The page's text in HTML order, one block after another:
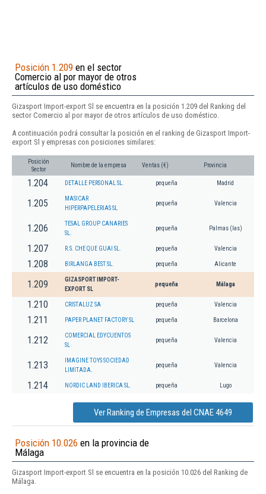
Posición 1.209 en el sector
Comercio al por mayor de otros
artículos de uso doméstico
Gizasport Import-export Sl se encuentra en la posición 1.209 del Ranking del
sector Comercio al por mayor de otros artículos de uso doméstico.
A continuación podrá consultar la posición en el ranking de Gizasport Import-
export Sl y empresas con posiciones similares:
Posición
Sector
Nombre de la empresa Ventas (€) Provincia
1.204 DETALLE PERSONAL SL. pequeña Madrid
1.205
MASICAR
HIPERPAPELERIAS SL
pequeña Valencia
1.206
TESAL GROUP CANARIES
SL.
pequeña Palmas (las)
1.207 R.S. CHE QUE GUAI SL. pequeña Valencia
1.208 BIRLANGA BEST SL. pequeña Alicante
1.209
GIZASPORT IMPORT-
EXPORT SL
pequeña Málaga
1.210 CRISTALUZ SA pequeña Valencia
1.211 PAPER PLANET FACTORY SL pequeña Barcelona
1.212
COMERCIAL EDYCUENTOS
SL
pequeña Valencia
1.213
IMAGINE TOYS SOCIEDAD
LIMITADA.
pequeña Valencia
1.214 NORDIC LAND IBERICA SL. pequeña Lugo
Ver Ranking de Empresas del CNAE 4649
Posición 10.026 en la provincia de
Málaga
Gizasport Import-export Sl se encuentra en la posición 10.026 del Ranking de
Málaga.